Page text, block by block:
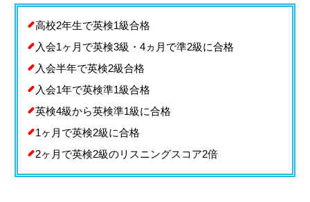
高校2年生で英検1級合格
入会1ヶ月で英検3級・4ヵ月で準2級に合格
入会半年で英検2級合格
入会1年で英検準1級合格
英検4級から英検準1級に合格
1ヶ月で英検2級に合格
2ヶ月で英検2級のリスニングスコア2倍